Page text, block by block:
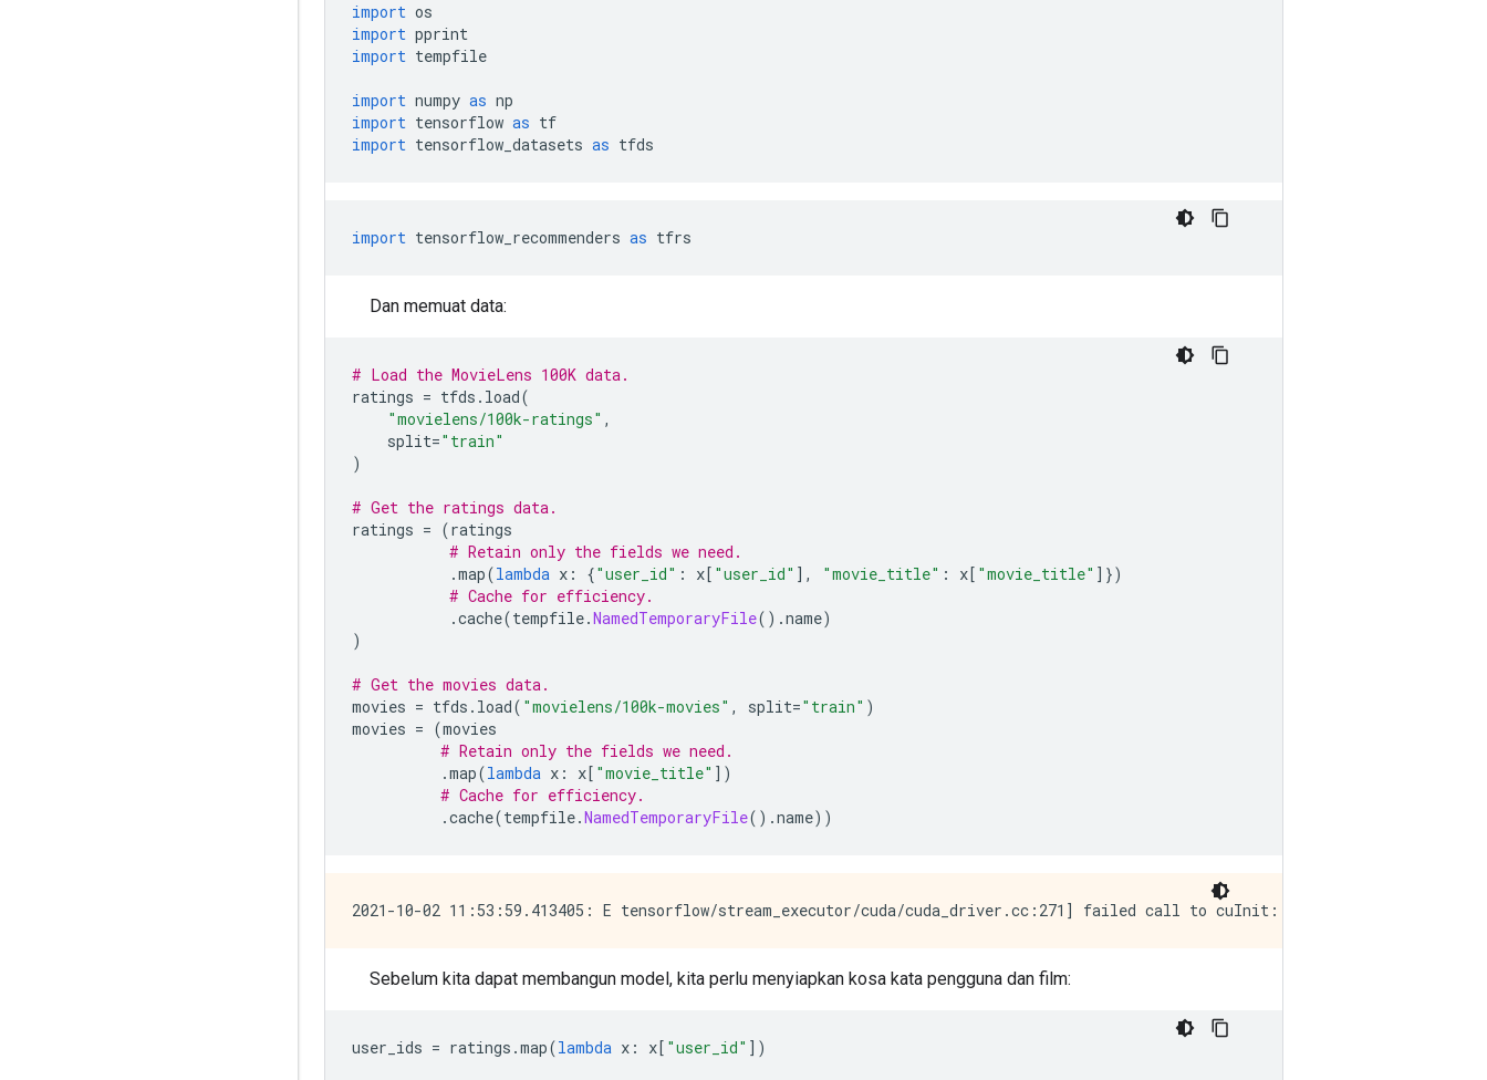
import os
import pprint
import tempfile
import numpy as np
import tensorflow as tf
import tensorflow_datasets as tfds
import tensorflow_recommenders as tfrs
Dan memuat data:
# Load the MovieLens 100K data.
ratings = tfds . load(
"movielens/100k-ratings" ,
split="train"
)
# Get the ratings data.
ratings = (ratings
# Retain only the fields we need.
.map(lambda x : {"user_id" : x[ "user_id" ], "movie_title" : x[ "movie_title" ]})
# Cache for efficiency.
.cache(tempfile.NamedTemporaryFile().name)
)
# Get the movies data.
movies = tfds . load( "movielens/100k-movies" , split="train" )
movies = (movies
# Retain only the fields we need.
.map(lambda x : x[ "movie_title" ])
# Cache for efficiency.
.cache(tempfile.NamedTemporaryFile().name))
Sebelum kita dapat membangun model, kita perlu menyiapkan kosa kata pengguna dan film:
user_ids = ratings .map(lambda x : x[ "user_id" ])